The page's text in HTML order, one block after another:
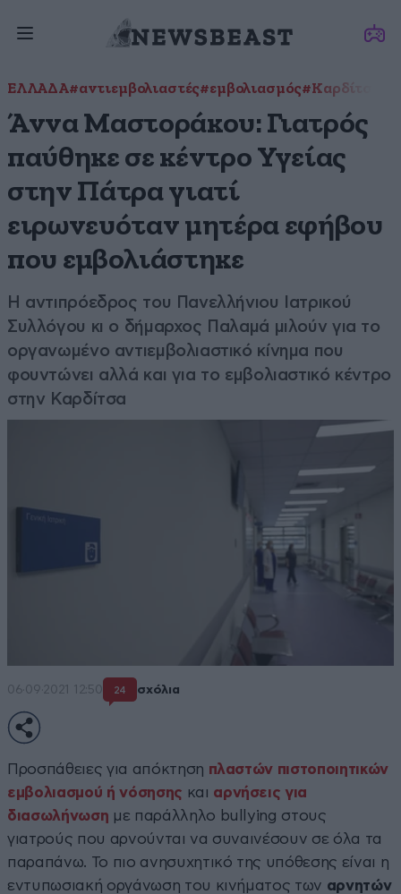
ΕΛΛΑΔΑ#αντιεμβολιαστές#εμβολιασμός#Καρδίτσα
Άννα Μαστοράκου: Γιατρός
παύθηκε σε κέντρο Υγείας
στην Πάτρα γιατί
ειρωνευόταν μητέρα εφήβου
που εμβολιάστηκε
Η αντιπρόεδρος του Πανελλήνιου Ιατρικού
Συλλόγου κι ο δήμαρχος Παλαμά μιλούν για το
οργανωμένο αντιεμβολιαστικό κίνημα που
φουντώνει αλλά και για το εμβολιαστικό κέντρο
στην Καρδίτσα
06·09·2021 12:50 24 σχόλια
Προσπάθειες για απόκτηση πλαστών πιστοποιητικών
εμβολιασμού ή νόσησης και αρνήσεις για
διασωλήνωση με παράλληλο bullying στους
γιατρούς που αρνούνται να συναινέσουν σε όλα τα
παραπάνω. Το πιο ανησυχητικό της υπόθεσης είναι η
εντυπωσιακή οργάνωση του κινήματος των αρνητών